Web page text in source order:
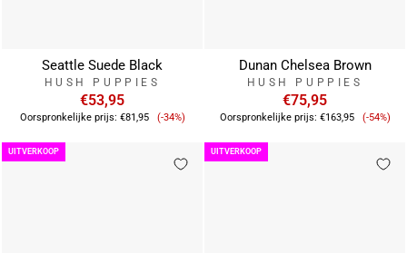
Seattle Suede Black
HUSH PUPPIES
€53,95
Oorspronkelijke prijs: €81,95 Verkoopprijs
(-34%)
Dunan Chelsea Brown
HUSH PUPPIES
€75,95
Oorspronkelijke prijs: €163,95 (-54%)
UITVERKOOP UITVERKOOP